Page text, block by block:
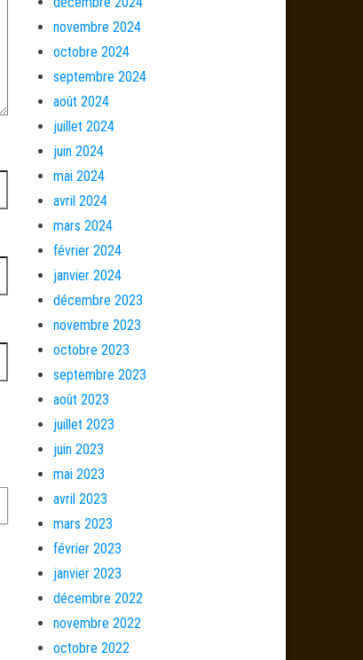
novembre 2024
octobre 2024
septembre 2024
août 2024
juillet 2024
juin 2024
mai 2024
avril 2024
mars 2024
février 2024
janvier 2024
décembre 2023
novembre 2023
octobre 2023
septembre 2023
août 2023
juillet 2023
juin 2023
mai 2023
avril 2023
mars 2023
février 2023
janvier 2023
décembre 2022
novembre 2022
octobre 2022